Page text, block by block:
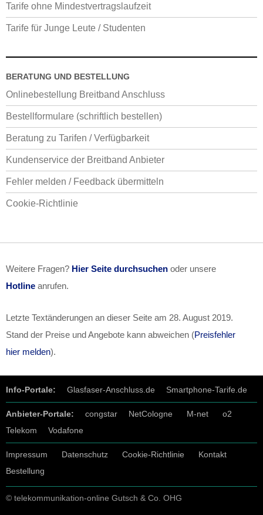
Tarife ohne Mindestvertragslaufzeit
Tarife für Junge Leute / Studenten
BERATUNG UND BESTELLUNG
Onlinebestellung Breitband Anschluss
Bestellformulare (schriftlich bestellen)
Beratung zu Tarifen / Verfügbarkeit
Kundenservice der Breitband Anbieter
Fehler melden / Feedback übermitteln
Cookie-Richtlinie
Weitere Fragen? Hier Seite durchsuchen oder unsere
Hotline anrufen.
Letzte Textänderungen an dieser Seite am 28. August 2019.
Stand der Preise und Angebote kann abweichen (Preisfehler
hier melden).
Info-Portale: Glasfaser-Anschluss.de Smartphone-Tarife.de
Anbieter-Portale: congstar NetCologne M-net
o2
Telekom
Vodafone
Impressum Datenschutz Cookie-Richtlinie
Kontakt
Bestellung
© telekommunikation-online Gutsch & Co. OHG